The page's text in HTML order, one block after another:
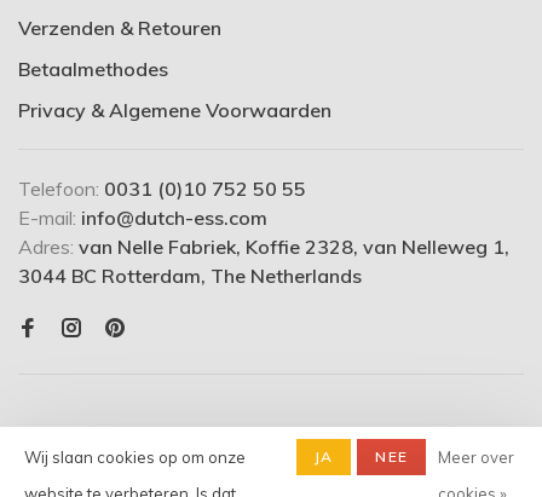
Verzenden & Retouren
Betaalmethodes
Privacy & Algemene Voorwaarden
Telefoon: 0031 (0)10 752 50 55
E-mail: info@dutch-ess.com
Adres: van Nelle Fabriek, Koffie 2328, van Nelleweg 1,
3044 BC Rotterdam, The Netherlands
Wij slaan cookies op om onze
JA NEE
Meer over